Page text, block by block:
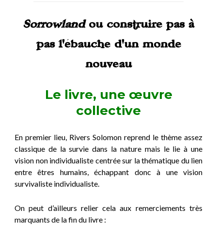
Sorrowlandou construire pas à
pas l’ébauche d’un monde
nouveau
Le livre, une œuvre
collective
En premier lieu, Rivers Solomon reprend le thème assez
classique de la survie dans la nature mais le lie à une
vision non individualiste centrée sur la thématique du lien
entre êtres humains, échappant donc à une vision
survivaliste individualiste.
On peut d’ailleurs relier cela aux remerciements très
marquants de la fin du livre :